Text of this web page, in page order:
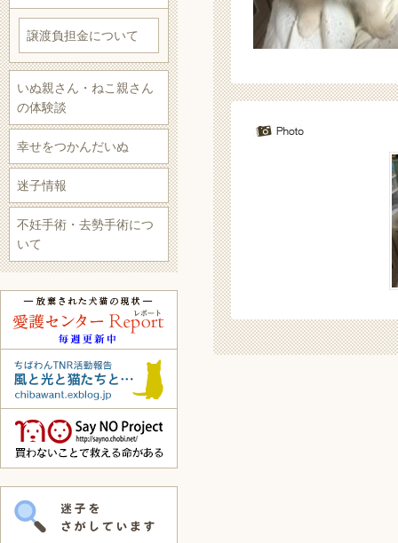
譲渡負担金について
いぬ親さん・ねこ親さん
の体験談
幸せをつかんだいぬ
迷子情報
不妊手術・去勢手術につ
いて